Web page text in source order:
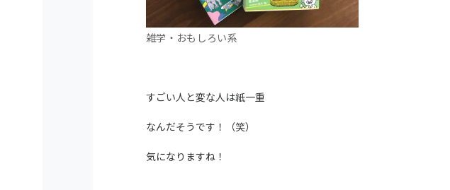
雑学・おもしろい系
すごい人と変な人は紙一重
なんだそうです！（笑）
気になりますね！